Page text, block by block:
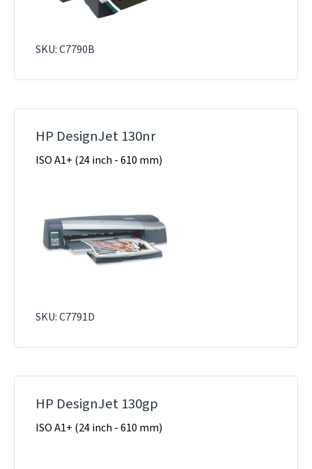
SKU: C7790B
HP DesignJet 130nr
ISO A1+ (24 inch - 610 mm)
SKU: C7791D
HP DesignJet 130gp
ISO A1+ (24 inch - 610 mm)